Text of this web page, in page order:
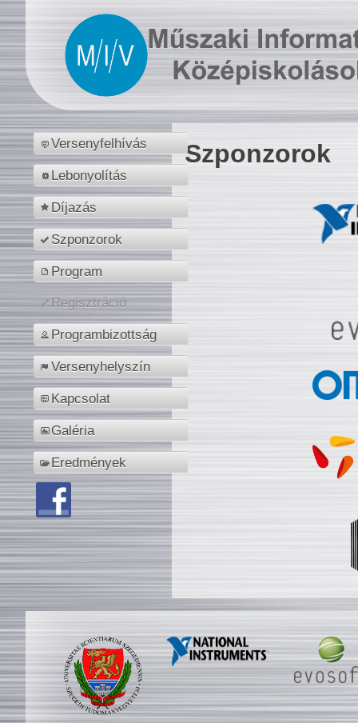
Versenyfelhívás
Lebonyolítás
Díjazás
Szponzorok
Program
Regisztráció
Programbizottság
Versenyhelyszín
Kapcsolat
Galéria
Eredmények
Szponzorok